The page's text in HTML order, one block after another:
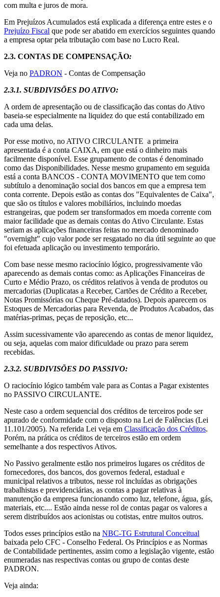
com multa e juros de mora.
Em Prejuízos Acumulados está explicada a diferença entre estes e o
Prejuízo Fiscal que pode ser abatido em exercícios seguintes quando
a empresa optar pela tributação com base no Lucro Real.
2.3. CONTAS DE COMPENSAÇÃO:
Veja no PADRON - Contas de Compensação
2.3.1. SUBDIVISÕES DO ATIVO:
A ordem de apresentação ou de classificação das contas do Ativo
baseia-se especialmente na liquidez do que está contabilizado em
cada uma delas.
Por esse motivo, no ATIVO CIRCULANTE a primeira
apresentada é a conta CAIXA, em que está o dinheiro mais
facilmente disponível. Esse grupamento de contas é denominado
como das Disponibilidades. Nesse mesmo grupamento em seguida
está a conta BANCOS - CONTA MOVIMENTO que tem como
subtítulo a denominação social dos bancos em que a empresa tem
conta corrente. Depois estão as contas dos "Equivalentes de Caixa",
que são os títulos e valores mobiliários, incluindo moedas
estrangeiras, que podem ser transformados em moeda corrente com
maior facilidade que as demais contas do Ativo Circulante. Estas
seriam as aplicações financeiras feitas no mercado denominado
"overnight" cujo valor pode ser resgatado no dia útil seguinte ao que
foi efetuada aplicação ou investimento temporário.
Com base nesse mesmo raciocínio lógico, progressivamente vão
aparecendo as demais contas como: as Aplicações Financeiras de
Curto e Médio Prazo, os créditos relativos à venda de produtos ou
mercadorias (Duplicatas a Receber, Cartões de Crédito a Receber,
Notas Promissórias ou Cheque Pré-datados). Depois aparecem os
Estoques de Mercadorias para Revenda, de Produtos Acabados, das
matérias-primas, peças de reposição, etc...
Assim sucessivamente vão aparecendo as contas de menor liquidez,
ou seja, aquelas com maior dificuldade ou prazo para serem
recebidas.
2.3.2. SUBDIVISÕES DO PASSIVO:
O raciocínio lógico também vale para as Contas a Pagar existentes
no PASSIVO CIRCULANTE.
Neste caso a ordem sequencial dos créditos de terceiros pode ser
apurado de conformidade com o disposto na Lei de Falências (Lei
11.101/2005). Na referida Lei veja em Classificação dos Créditos.
Porém, na prática os créditos de terceiros estão em ordem
semelhante a dos respectivos Ativos.
No Passivo geralmente estão nos primeiros lugares os créditos de
fornecedores, dos bancos, dos governos federal, estadual e
municipal relativos a tributos, nesse rol incluídas as obrigações
trabalhistas e previdenciárias, as contas a pagar relativas à
manutenção da empresa funcionando como luz, telefone, água, gás,
materiais, etc.... Estão ainda nesse rol de contas pagar os valores a
serem distribuídos aos acionistas ou cotistas, entre muitos outros.
Todos esses princípios estão na NBC-TG Estrutural Conceitual
baixada pelo CFC - Conselho Federal. Os Princípios e as Normas
de Contabilidade pertinentes, assim como a legislação vigente, estão
enumeradas nas respectivas contas ou grupo de contas deste
PADRON.
Veja ainda: